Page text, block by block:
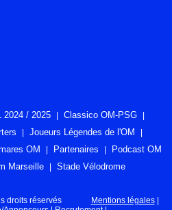
2024 / 2025
Classico OM-PSG
Joueurs Légendes de l'OM
OM Partenaires
Podcast OM
Marseille
Stade Vélodrome
droits réservés Mentions légales|